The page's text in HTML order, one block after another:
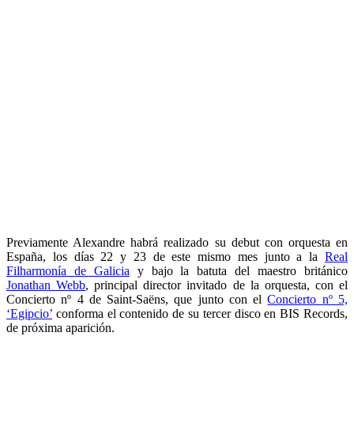
Previamente Alexandre habrá realizado su debut con orquesta en
España, los días 22 y 23 de este mismo mes junto a la Real
Filharmonía de Galicia y bajo la batuta del maestro británico
Jonathan Webb, principal director invitado de la orquesta, con el
Concierto nº 4 de Saint-Saëns, que junto con elConcierto nº 5,
‘Egipcio’ conforma el contenido de su tercer disco en BIS Records,
de próxima aparición.